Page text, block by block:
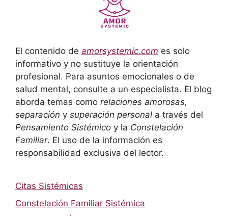
El contenido de amorsystemic.com es solo
informativo y no sustituye la orientación
profesional. Para asuntos emocionales o de
salud mental, consulte a un especialista. El blog
aborda temas como relaciones amorosas,
separación y superación personal a través del
Pensamiento Sistémico y la Constelación
Familiar. El uso de la información es
responsabilidad exclusiva del lector.
Citas Sistémicas
Constelación Familiar Sistémica